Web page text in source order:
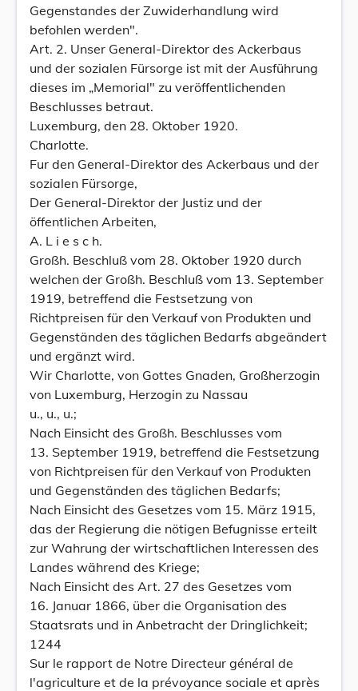
Gegenstandes der Zuwiderhandlung wird
befohlen werden".
Art. 2. Unser General-Direktor des Ackerbaus
und der sozialen Fürsorge ist mit der Ausführung
dieses im „Memorial" zu veröffentlichenden
Beschlusses betraut.
Luxemburg, den 28. Oktober 1920.
Charlotte.
Fur den General-Direktor des Ackerbaus und der
sozialen Fürsorge,
Der General-Direktor der Justiz und der
öffentlichen Arbeiten,
A. L i e s c h.
Großh. Beschluß vom 28. Oktober 1920 durch
welchen der Großh. Beschluß vom 13. September
1919, betreffend die Festsetzung von
Richtpreisen für den Verkauf von Produkten und
Gegenständen des täglichen Bedarfs abgeändert
und ergänzt wird.
Wir Charlotte, von Gottes Gnaden, Großherzogin
von Luxemburg, Herzogin zu Nassau
u., u., u.;
Nach Einsicht des Großh. Beschlusses vom
13. September 1919, betreffend die Festsetzung
von Richtpreisen für den Verkauf von Produkten
und Gegenständen des täglichen Bedarfs;
Nach Einsicht des Gesetzes vom 15. März 1915,
das der Regierung die nötigen Befugnisse erteilt
zur Wahrung der wirtschaftlichen Interessen des
Landes während des Kriege;
Nach Einsicht des Art. 27 des Gesetzes vom
16. Januar 1866, über die Organisation des
Staatsrats und in Anbetracht der Dringlichkeit;
1244
Sur le rapport de Notre Directeur général de
l'agriculture et de la prévoyance sociale et après